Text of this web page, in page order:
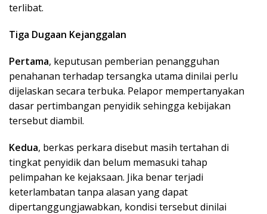
terlibat.
Tiga Dugaan Kejanggalan
Pertama, keputusan pemberian penangguhan
penahanan terhadap tersangka utama dinilai perlu
dijelaskan secara terbuka. Pelapor mempertanyakan
dasar pertimbangan penyidik sehingga kebijakan
tersebut diambil.
Kedua, berkas perkara disebut masih tertahan di
tingkat penyidik dan belum memasuki tahap
pelimpahan ke kejaksaan. Jika benar terjadi
keterlambatan tanpa alasan yang dapat
dipertanggungjawabkan, kondisi tersebut dinilai